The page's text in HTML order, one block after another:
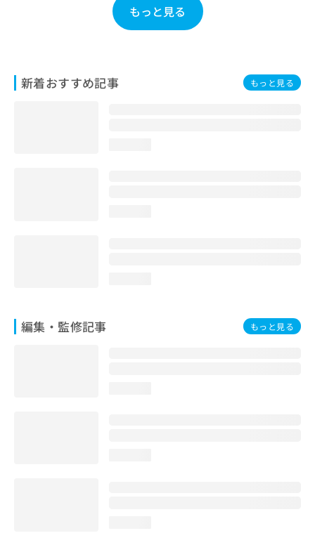
もっと見る
新着おすすめ記事 もっと見る
編集・監修記事 もっと見る
せ
は